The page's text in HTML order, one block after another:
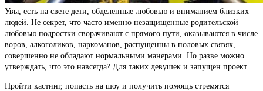
Увы, есть на свете дети, обделенные любовью и вниманием близких
людей. Не секрет, что часто именно незащищенные родительской
любовью подростки сворачивают с прямого пути, оказываются в числе
воров, алкоголиков, наркоманов, распущенны в половых связях,
совершенно не обладают нормальными манерами. Но разве можно
утверждать, что это навсегда? Для таких девушек и запущен проект.
Пройти кастинг, попасть на шоу и получить помощь стремятся